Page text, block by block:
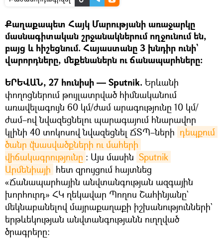
Քաղաքապետ Հայկ Մարությանի առաջարկը
մասնագիտական շրջանակներում ողջունում են,
բայց և հիշեցնում. Հայաստանը 3 խնդիր ունի`
վարորդները, մեքենաներն ու ճանապարհները։
ԵՐԵՎԱՆ, 27 հունիսի — Sputnik. Երևանի
փողոցներում թույլատրված հիմնականում
առավելագույն 60 կմ/ժամ արագությունը 10 կմ/
ժամ–ով նվազեցնելու պարագայում հնարավոր
կլինի 40 տոկոսով նվազեցնել ՃՏՊ–ների դեպքում
ծանր վնասվածքների ու մահերի
վիճակագրությունը ։ Այս մասին Sputnik
Արմենիայի հետ զրույցում հայտնեց
«Ճանապարհային անվտանգության ազգային
խորհուրդ» ՀԿ ղեկավար Պողոս Շահինյանը`
մեկնաբանելով մայրաքաղաքի իշխանությունների`
երթևեկության անվտանգությանն ուղղված
ծրագրերը։